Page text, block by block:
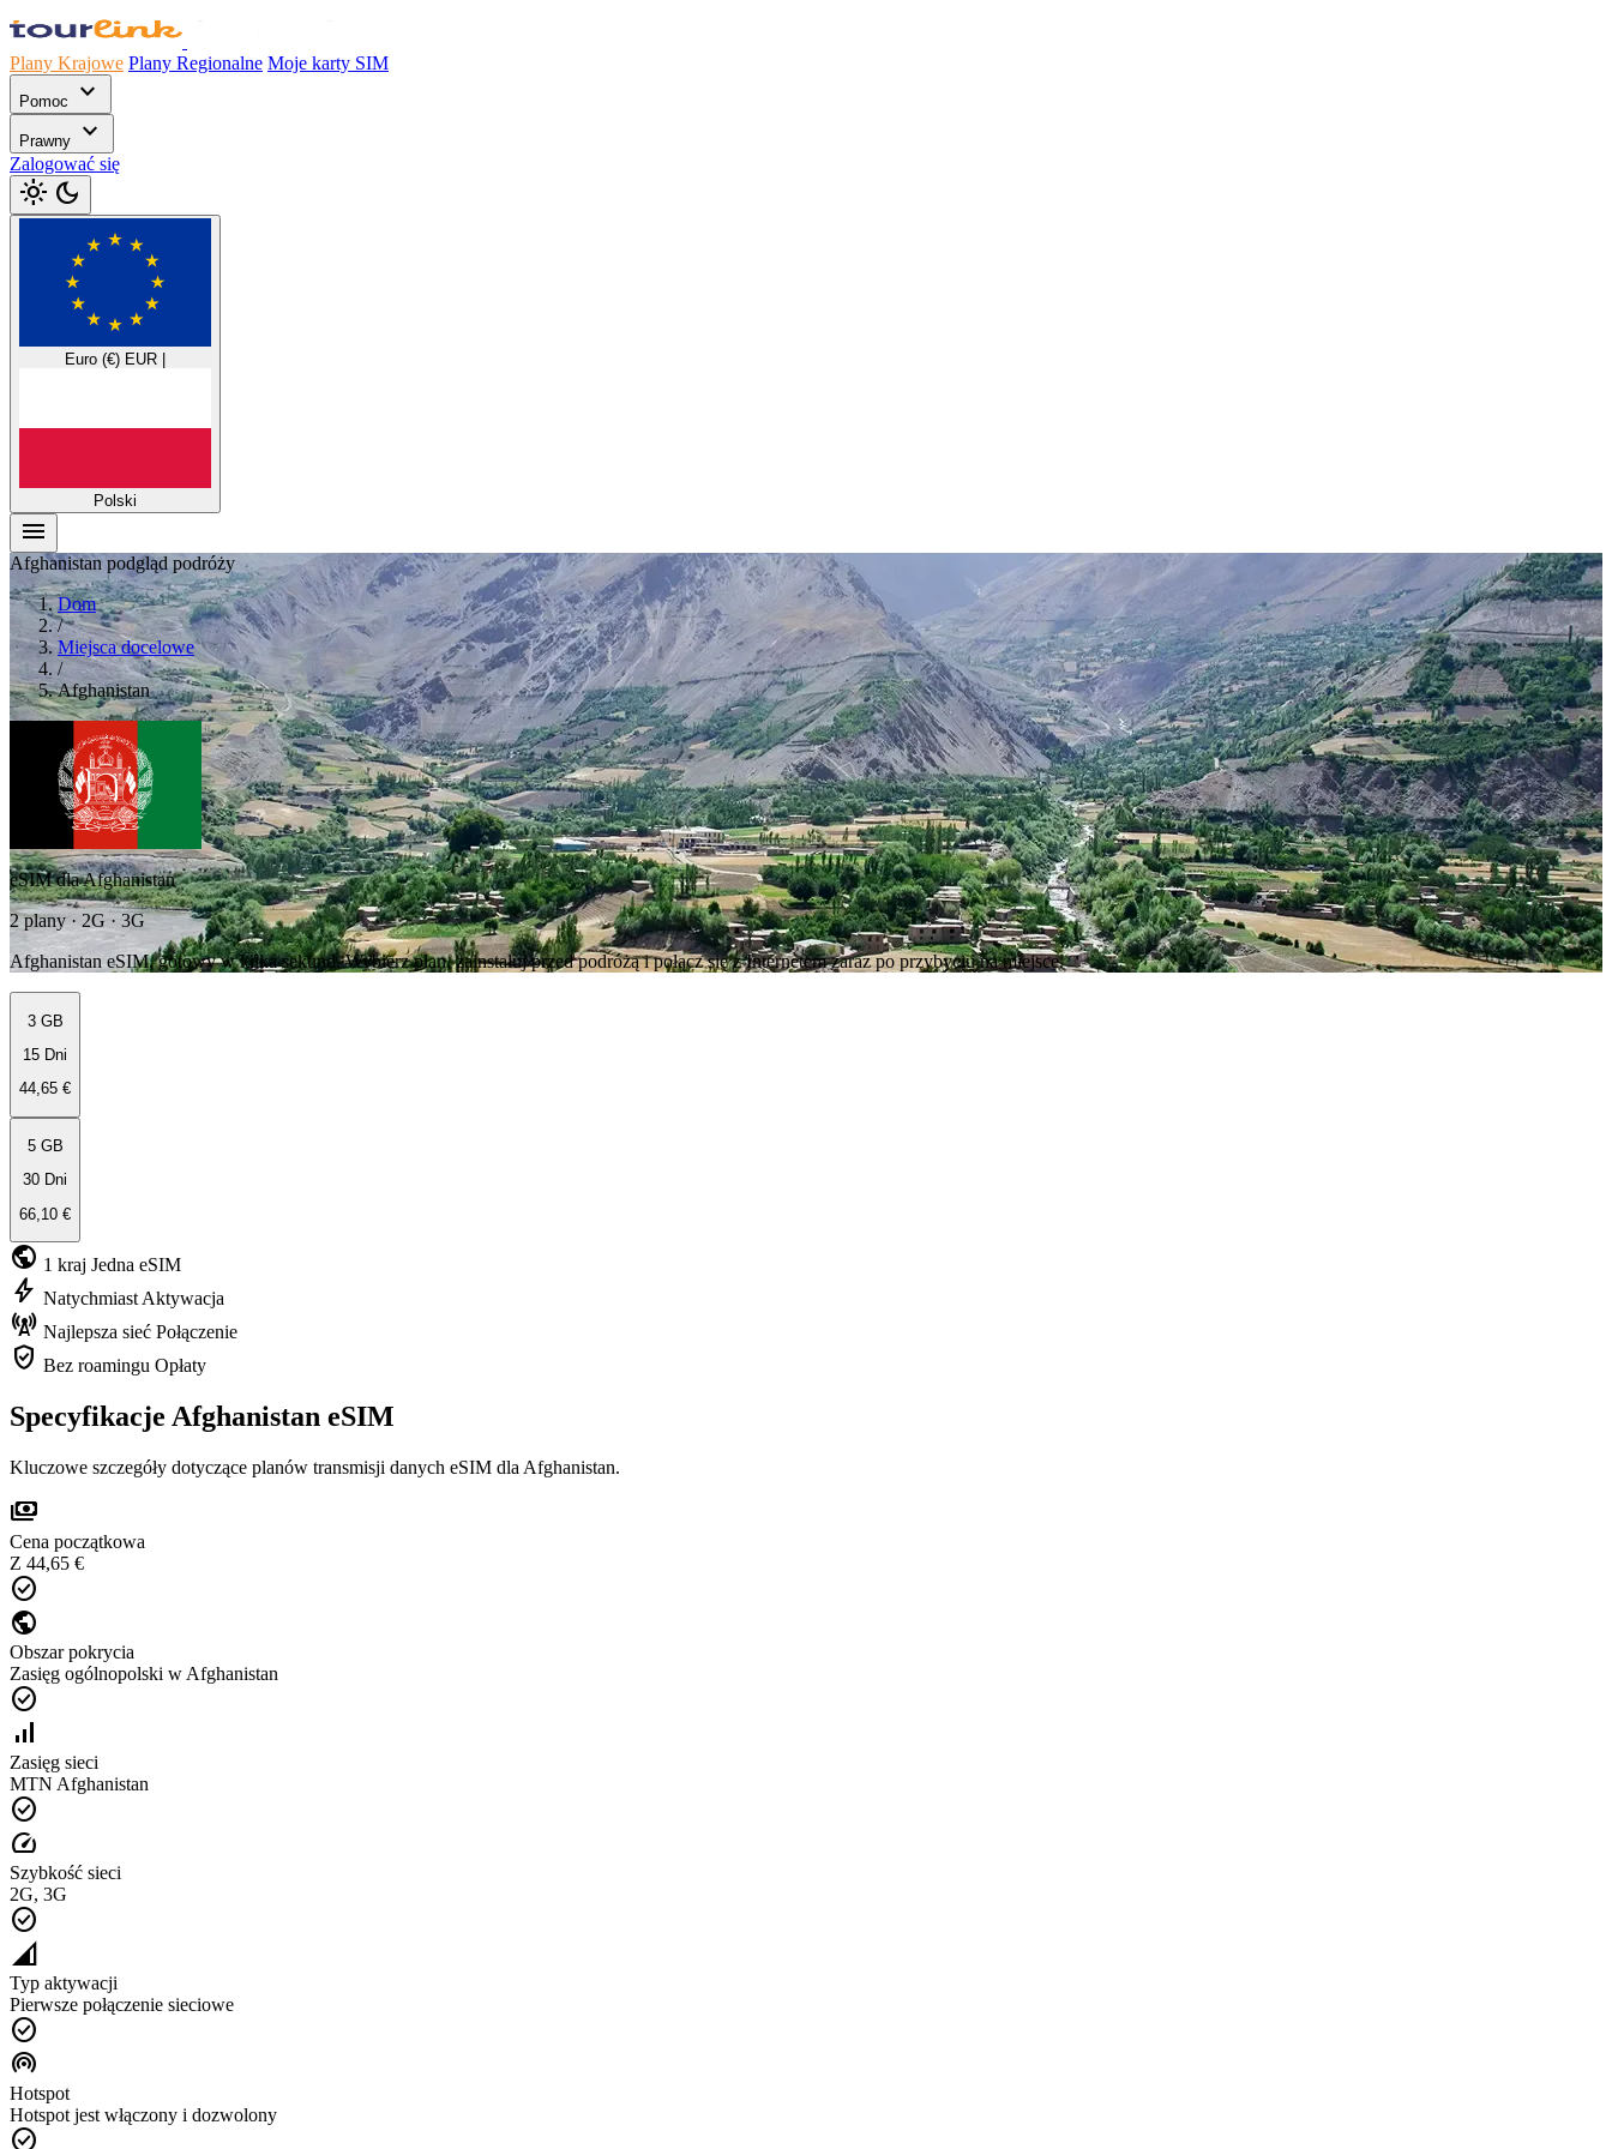
Plany Krajowe Plany Regionalne Moje karty SIM
Pomoc expand_more
Prawny expand_more
Zalogować się
light_mode dark_mode
Euro (€) EUR
Polski
menu
Afghanistan podgląd podróży
Dom
/
Miejsca docelowe
/
Afghanistan
eSIM dla Afghanistan
2 plany · 2G · 3G
Afghanistan eSIM, gotowy w kilka sekund. Wybierz plan, zainstaluj przed podróżą i połącz się z Internetem zaraz po przybyciu na miejsce.
3 GB
15 Dni
44,65 €
5 GB
30 Dni
66,10 €
public 1 kraj Jedna eSIM
bolt Natychmiast Aktywacja
cell_tower Najlepsza sieć Połączenie
verified_user Bez roamingu Opłaty
Specyfikacje Afghanistan eSIM
Kluczowe szczegóły dotyczące planów transmisji danych eSIM dla Afghanistan.
payments
Cena początkowa
Z 44,65 €
check_circle
public
Obszar pokrycia
Zasięg ogólnopolski w Afghanistan
check_circle
signal_cellular_alt
Zasięg sieci
MTN Afghanistan
check_circle
speed
Szybkość sieci
2G, 3G
check_circle
network_cell
Typ aktywacji
Pierwsze połączenie sieciowe
check_circle
wifi_tethering
Hotspot
Hotspot jest włączony i dozwolony
check_circle